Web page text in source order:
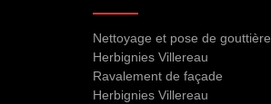
Nettoyage et pose de gouttière
Herbignies Villereau
Ravalement de façade
Herbignies Villereau